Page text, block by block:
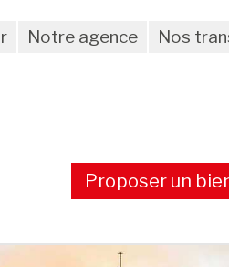
Notre agence Nos
Proposer un